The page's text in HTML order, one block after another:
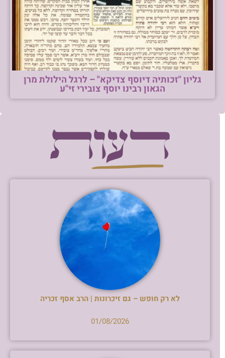
גליון "זכותיה דיוסף צדיקא" – לרגל הילולת מרן
הגאון רבינו יוסף צובירי זי"ע
לא רק חופש – גם זיכרונות | הרב אסף זכריה
01/08/2026